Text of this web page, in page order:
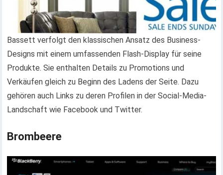
Bassett verfolgt den klassischen Ansatz des Business-
Designs mit einem umfassenden Flash-Display für seine
Produkte. Sie enthalten Details zu Promotions und
Verkäufen gleich zu Beginn des Ladens der Seite. Dazu
gehören auch Links zu deren Profilen in der Social-Media-
Landschaft wie Facebook und Twitter.
Brombeere